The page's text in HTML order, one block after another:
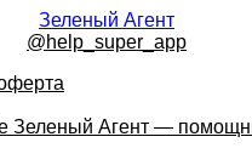
Зеленый Агент
@help_super_app
Зеленый Агент —